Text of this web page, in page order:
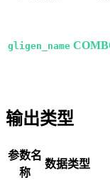
gligen_name
输出类型
参数名
称
数据类型